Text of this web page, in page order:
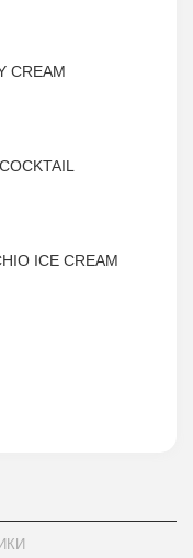
CREAM
ICE CREAM